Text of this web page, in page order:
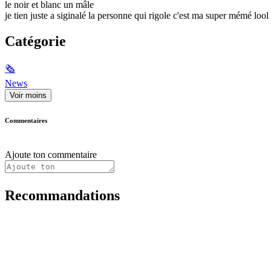
le noir et blanc un mâle
je tien juste a siginalé la personne qui rigole c'est ma super mémé lool
Catégorie
🗞
News
Voir moins
Commentaires
Ajoute ton commentaire
Recommandations